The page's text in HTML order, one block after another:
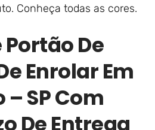
Conheça todas as cores.
De
Enrolar Em
SP Com
De Entrega